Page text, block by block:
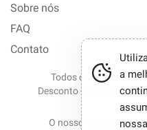
Sobre nós
FAQ
Contato
Todos os direitos
Desconto - todos os
em
O nosso site participa
a